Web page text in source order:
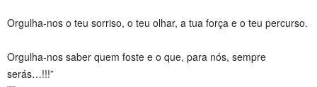
Orgulha-nos o teu sorriso, o teu olhar, a tua força e o teu percurso.
Orgulha-nos saber quem foste e o que, para nós, sempre
serás…!!!”